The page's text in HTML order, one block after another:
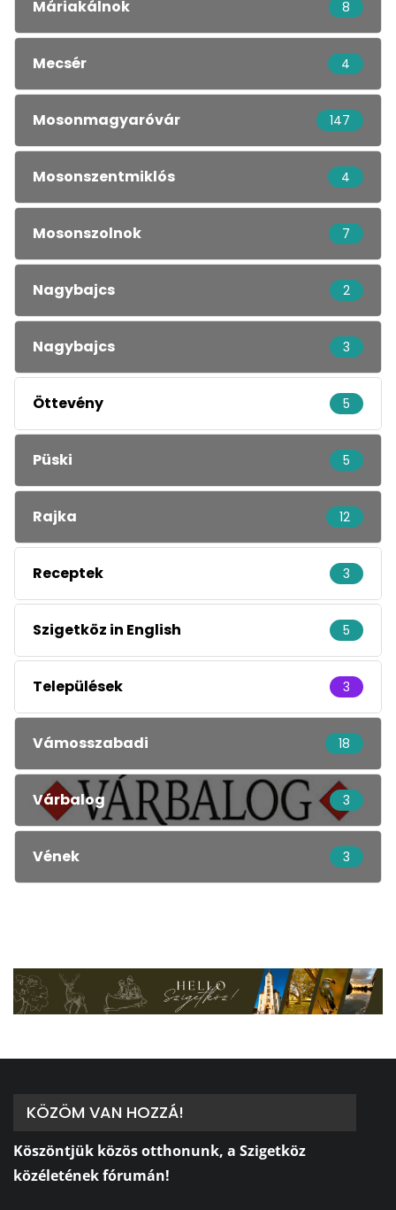
Máriakálnok 8
Mecsér 4
Mosonmagyaróvár 147
Mosonszentmiklós 4
Mosonszolnok 7
Nagybajcs 2
Nagybajcs 3
Öttevény 5
Püski 5
Rajka 12
Receptek 3
Szigetköz in English 5
Települések 3
Vámosszabadi 18
Várbalog 3
Vének 3
KÖZÖM VAN HOZZÁ!
Köszöntjük közös otthonunk, a Szigetköz
közéletének fórumán!